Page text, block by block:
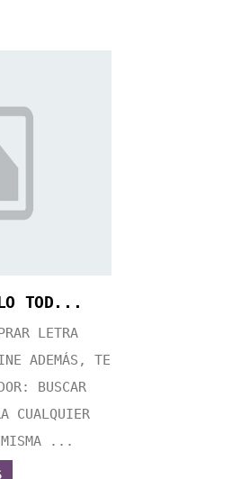
TOD...
LETRA
ADEMÁS, TE
BUSCAR
CUALQUIER
MISMA ...